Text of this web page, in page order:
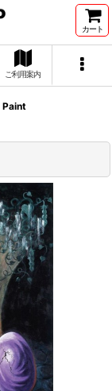
カート
ご利用案内
Paint